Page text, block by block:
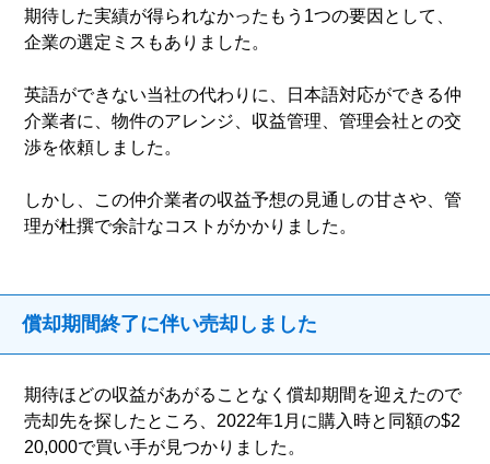
期待した実績が得られなかったもう1つの要因として、
企業の選定ミスもありました。
英語ができない当社の代わりに、日本語対応ができる仲
介業者に、物件のアレンジ、収益管理、管理会社との交
渉を依頼しました。
しかし、この仲介業者の収益予想の見通しの甘さや、管
理が杜撰で余計なコストがかかりました。
償却期間終了に伴い売却しました
期待ほどの収益があがることなく償却期間を迎えたので
売却先を探したところ、2022年1月に購入時と同額の$2
20,000で買い手が見つかりました。